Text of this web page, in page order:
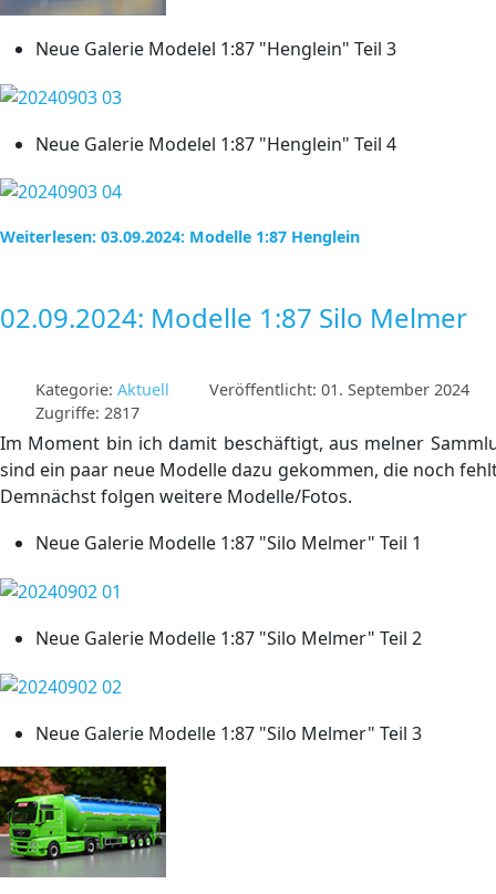
Neue Galerie Modelel 1:87 "Henglein" Teil 3
Neue Galerie Modelel 1:87 "Henglein" Teil 4
Weiterlesen: 03.09.2024: Modelle 1:87 Henglein
02.09.2024: Modelle 1:87 Silo Melmer
Kategorie: Aktuell
Veröffentlicht: 01. September 2024
Zugriffe: 2817
Im Moment bin ich damit beschäftigt, aus melner
sind ein paar neue Modelle dazu gekommen, die noch
Demnächst folgen weitere Modelle/Fotos.
Neue Galerie Modelle 1:87 "Silo Melmer" Teil 1
Neue Galerie Modelle 1:87 "Silo Melmer" Teil 2
Neue Galerie Modelle 1:87 "Silo Melmer" Teil 3